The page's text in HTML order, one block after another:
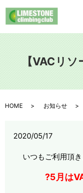
【VACリ
HOME お知らせ
2020/05/17
いつもご利用頂
?5月は